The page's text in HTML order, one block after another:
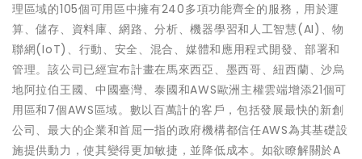
理區域的105個可用區中擁有240多項功能齊全的服務，用於運
算、儲存、資料庫、網路、分析、機器學習和人工智慧(AI)、物
聯網(IoT)、行動、安全、混合、媒體和應用程式開發、部署和
管理。該公司已經宣布計畫在馬來西亞、墨西哥、紐西蘭、沙烏
地阿拉伯王國、中國臺灣、泰國和AWS歐洲主權雲端增添21個可
用區和7個AWS區域。數以百萬計的客戶，包括發展最快的新創
公司、最大的企業和首屈一指的政府機構都信任AWS為其基礎設
施提供動力，使其變得更加敏捷，並降低成本。如欲瞭解關於A